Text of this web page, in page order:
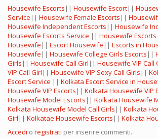
Housewife Escorts || Housewife Escort||
Service || Housewife Female Escorts ||
Housewife Independent Escorts || Housewife
Housewife Escorts Service || Housewife Escorts
Housewife || Escort Housewife || Escorts in
Housewife || Housewife College Girls Escorts ||
Girls || Housewife Call Girl || Housewife VIP Call
VIP Call Girl || Housewife VIP Sexy Call Girls ||
Escort Service || Kolkata Escort Service in
Housewife VIP Escorts || Kolkata Housewife VIP
Housewife Model Escorts || Kolkata Housewife
Kolkata Housewife Model Call Girls || Kolkata
Girl || Kolkatae Housewife Escorts || Kolkata
Accedi o registrati per inserire commenti.